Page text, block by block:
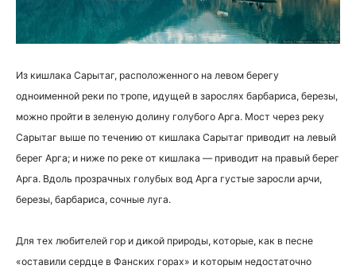
Из кишлака Сарытаг, расположенного на левом берегу
одноименной реки по тропе, идущей в зарослях барбариса, березы,
можно пройти в зеленую долину голубого Арга. Мост через реку
Сарытаг выше по течению от кишлака Сарытаг приводит на левый
берег Арга; и ниже по реке от кишлака — приводит на правый берег
Арга. Вдоль прозрачных голубых вод Арга густые заросли арчи,
березы, барбариса, сочные луга.
Для тех любителей гор и дикой природы, которые, как в песне
«оставили сердце в Фанских горах» и которым недостаточно